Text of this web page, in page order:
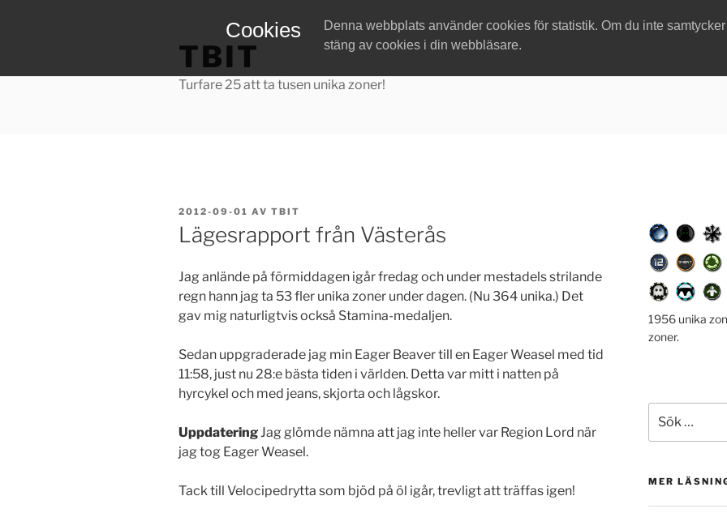
Cookies
Denna webbplats använder cookies för statistik. Om du inte
stäng av cookies i din webbläsare.
TBIT
Turfare 25 att ta tusen unika zoner!
PUBLICERAT
2012-09-01 AV TBIT
Lägesrapport från Västerås
Jag anlände på förmiddagen igår fredag och under mestadels strilande
regn hann jag ta 53 fler unika zoner under dagen. (Nu 364 unika.) Det
gav mig naturligtvis också Stamina-medaljen.
Sedan uppgraderade jag min Eager Beaver till en Eager Weasel med tid
11:58, just nu 28:e bästa tiden i världen. Detta var mitt i natten på
hyrcykel och med jeans, skjorta och lågskor.
UppdateringJag glömde nämna att jag inte heller var Region Lord när
jag tog Eager Weasel.
Tack till Velocipedrytta som bjöd på öl igår, trevligt att träffas igen!
1956 unika
zoner.
efter:
MER